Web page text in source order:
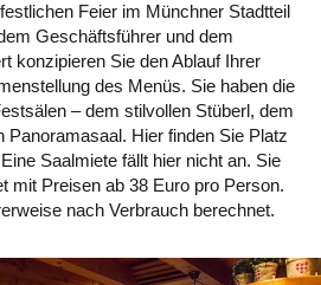
Feier im Münchner Stadtteil
Geschäftsführer und dem
konzipieren Sie den Ablauf Ihrer
des Menüs. Sie haben die
– dem stilvollen Stüberl, dem
Panoramasaal. Hier finden Sie Platz
Saalmiete fällt hier nicht an. Sie
mit Preisen ab 38 Euro pro Person.
nach Verbrauch berechnet.